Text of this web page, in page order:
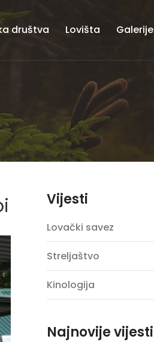
društva Lovišta Galerije
Vijesti
Lovački savez
Streljaštvo
Kinologija
Najnovije vijesti